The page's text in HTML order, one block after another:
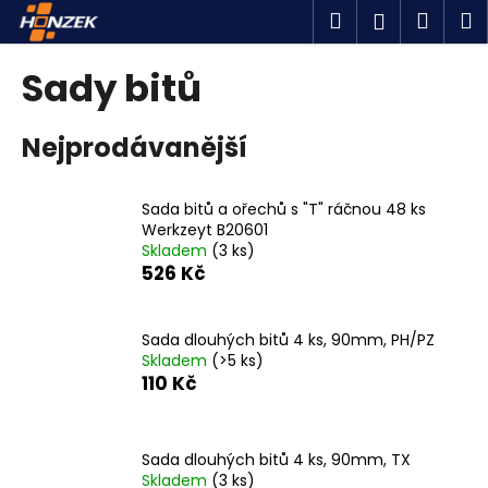
Přejít
obsah
Hledat
Sady bitů
Nejprodávanější
Sada bitů a ořechů s "T" ráčnou 48 ks
Werkzeyt B20601
Skladem (3 ks)
526 Kč
Sada dlouhých bitů 4 ks, 90mm, PH/PZ
Skladem (>5 ks)
110 Kč
Sada dlouhých bitů 4 ks, 90mm, TX
Skladem (3 ks)
o
o